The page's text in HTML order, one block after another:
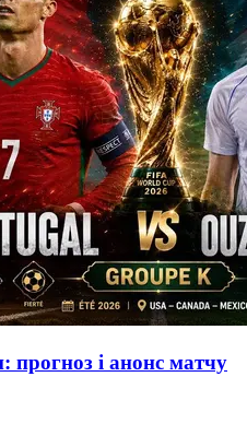
прогноз і анонс матчу